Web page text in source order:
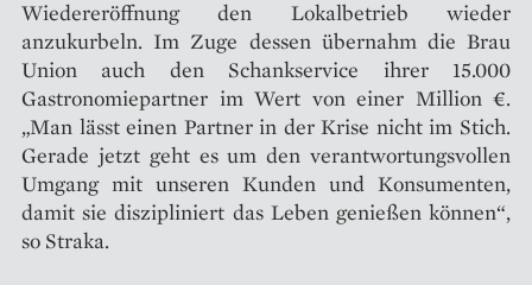
Wiedereröffnung den Lokalbetrieb wieder
anzukurbeln. Im Zuge dessen übernahm die Brau
Union auch den Schankservice ihrer 15.000
Gastronomiepartner im Wert von einer Million €.
„Man lässt einen Partner in der Krise nicht im Stich.
Gerade jetzt geht es um den verantwortungsvollen
Umgang mit unseren Kunden und Konsumenten,
damit sie diszipliniert das Leben genießen können“,
so Straka.